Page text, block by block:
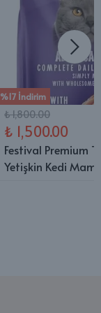
%17 İndirim
₺ 1,800.00
₺ 1,500.00
Festival Premium
Yetişkin Kedi